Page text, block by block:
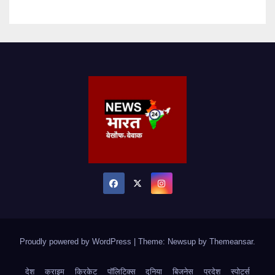
Proudly powered by WordPress Theme: Newsup by Themeansar.
देश क्राइम क्रिकेट पॉलिटिक्स दुनिया बिजनेस प्रदेश स्पोर्ट्स